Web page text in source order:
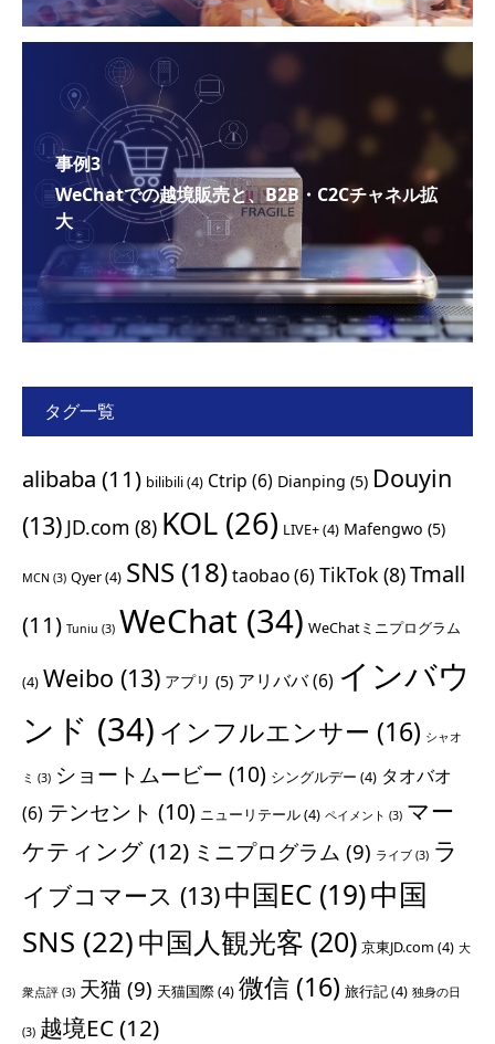
事例3
WeChatでの越境販売と、B2B・C2Cチャネル拡
大
タグ一覧
alibaba (11) bilibili(4) Ctrip (6) Dianping (5) Douyin
(13) JD.com (8) KOL (26) LIVE+(4) Mafengwo (5)
MCN (3) Qyer(4) SNS (18)taobao(6) TikTok (8)Tmall
(11) Tuniu (3) WeChat (34) WeChatミニプログラム
(4) Weibo (13) アプリ (5) アリババ(6) インバウ
ンド (34) インフルエンサー (16) シャオ
ミ (3) ショートムービー (10) シングルデー (4) タオバオ
(6) テンセント (10) ニューリテール(4) ペイメント (3) マー
ケティング(12) ミニプログラム (9) ライブ (3) ラ
イブコマース (13)中国EC (19)中国
SNS (22)中国人観光客 (20) 京東JD.com (4) 大
衆点評 (3) 天猫 (9) 天猫国際(4) 微信 (16) 旅行記(4) 独身の日
(3) 越境EC(12)